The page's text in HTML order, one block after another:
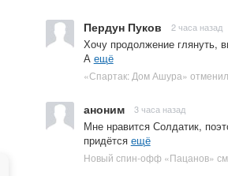
Пердун Пуков 2 часа назад
Хочу продолжение глянуть,
А ещё
аноним 3 часа назад
Мне нравится Солдатик,
придётся ещё